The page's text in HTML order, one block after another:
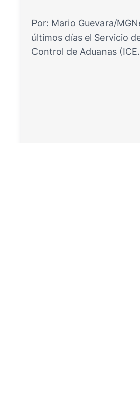
Por: Mario Guevara/
últimos días el Servicio
Control de Aduanas